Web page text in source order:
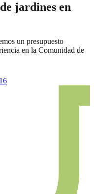
jardines en
un presupuesto
en la Comunidad de